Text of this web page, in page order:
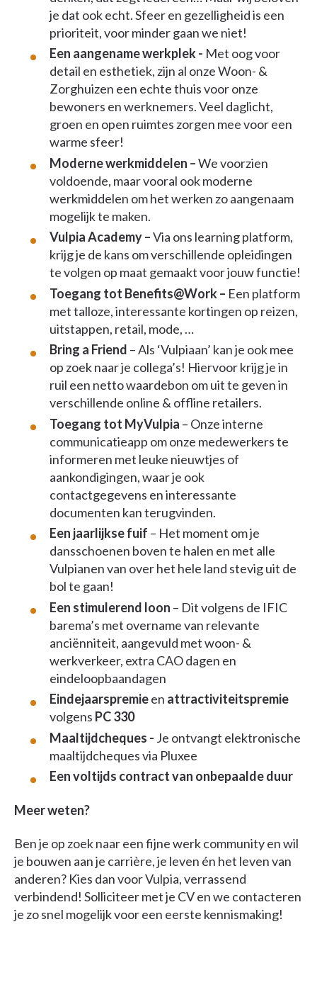
je dat ook echt. Sfeer en gezelligheid is een
prioriteit, voor minder gaan we niet!
Een aangename werkplek - Met oog voor
detail en esthetiek, zijn al onze Woon- &
Zorghuizen een echte thuis voor onze
bewoners en werknemers. Veel daglicht,
groen en open ruimtes zorgen mee voor een
warme sfeer!
Moderne werkmiddelen –We voorzien
voldoende, maar vooral ook moderne
werkmiddelen om het werken zo aangenaam
mogelijk te maken.
Vulpia Academy –Via ons learning platform,
krijg je de kans om verschillende opleidingen
te volgen op maat gemaakt voor jouw functie!
Toegang tot Benefits@Work – Een platform
met talloze, interessante kortingen op reizen,
uitstappen, retail, mode, …
Bring a Friend – Als ‘Vulpiaan’ kan je ook mee
op zoek naar je collega’s! Hiervoor krijg je in
ruil een netto waardebon om uit te geven in
verschillende online & offline retailers.
Toegang tot MyVulpia – Onze interne
communicatieapp om onze medewerkers te
informeren met leuke nieuwtjes of
aankondigingen, waar je ook
contactgegevens en interessante
documenten kan terugvinden.
Een jaarlijkse fuif – Het moment om je
dansschoenen boven te halen en met alle
Vulpianen van over het hele land stevig uit de
bol te gaan!
Een stimulerend loon – Dit volgens de IFIC
barema’s met overname van relevante
anciënniteit, aangevuld met woon- &
werkverkeer, extra CAO dagen en
eindeloopbaandagen
Eindejaarspremieen attractiviteitspremie
volgens PC 330
Maaltijdcheques - Je ontvangt elektronische
maaltijdcheques via Pluxee
Een voltijds contract van onbepaalde duur
Meer weten?
Ben je op zoek naar een fijne werk community en wil
je bouwen aan je carrière, je leven én het leven van
anderen? Kies dan voor Vulpia, verrassend
verbindend! Solliciteer met je CV en we contacteren
je zo snel mogelijk voor een eerste kennismaking!